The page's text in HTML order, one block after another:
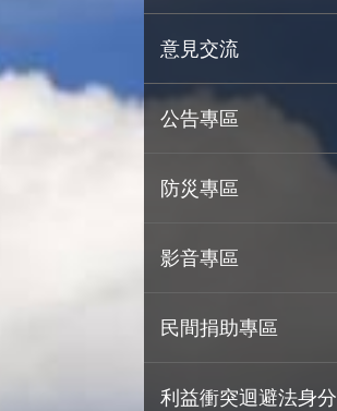
意見交流
公告專區
防災專區
影音專區
民間捐助專區
利益衝突迴避法身分